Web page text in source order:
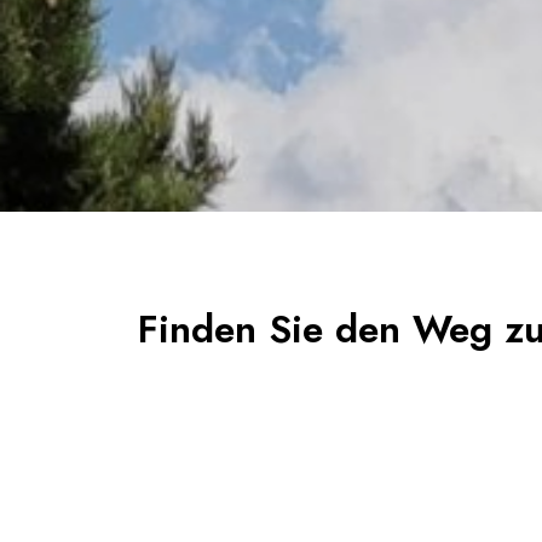
Finden Sie den Weg